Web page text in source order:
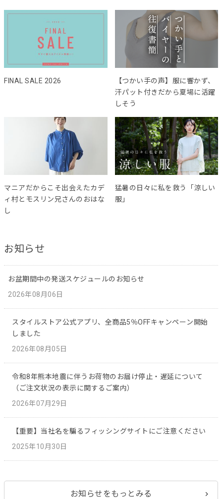
FINAL SALE 2026
【つかい手の声】服に響かず、
汗パット付きだから夏場に活躍
しそう
マニアだからこそ出会えたカデ
ィ村とモスリン兄さんのおはな
し
猛暑の日々に私を救う「涼しい
服」
お知らせ
お盆期間中の発送スケジュールのお知らせ
2026年08月06日
スタイルストア公式アプリ、全商品5％OFFキャンペーン開始
しました
2026年08月05日
令和8年熊本地震に伴うお荷物のお届け停止・遅延について
（ご注文状況の表示に関するご案内）
2026年07月29日
【重要】当社名を騙るフィッシングサイトにご注意ください
2025年10月30日
お知らせをもっとみる